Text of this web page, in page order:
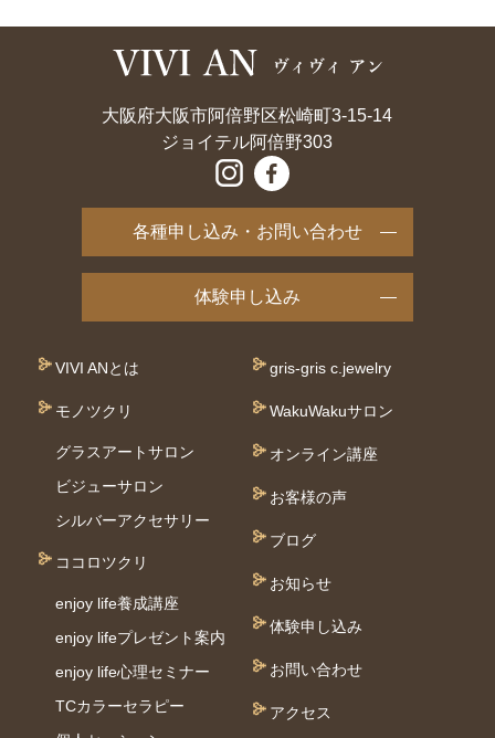
大阪府大阪市阿倍野区松崎町3-15-14
ジョイテル阿倍野303
各種申し込み・お問い合わせ
体験申し込み
VIVI ANとは
モノツクリ
グラスアートサロン
ビジューサロン
シルバーアクセサリー
ココロツクリ
enjoy life養成講座
enjoy lifeプレゼント案内
enjoy life心理セミナー
TCカラーセラピー
gris-gris c.jewelry
WakuWakuサロン
オンライン講座
お客様の声
ブログ
お知らせ
体験申し込み
お問い合わせ
アクセス